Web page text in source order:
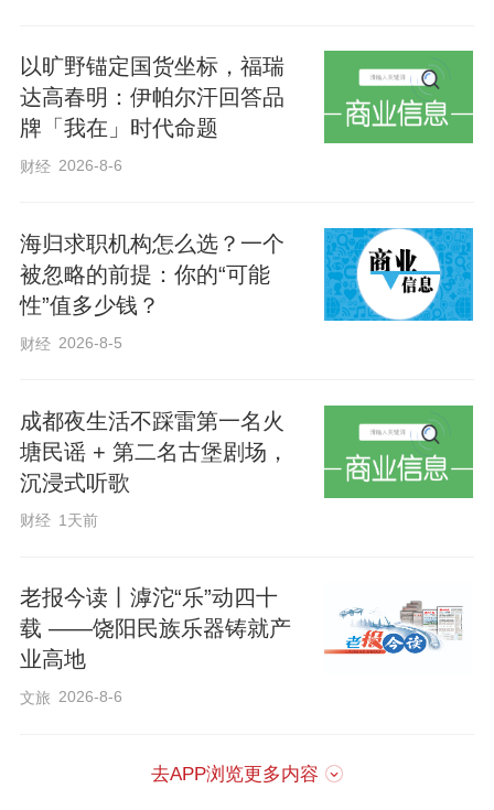
以旷野锚定国货坐标，福瑞
达高春明：伊帕尔汗回答品
牌「我在」时代命题
财经 2026-8-6
海归求职机构怎么选？一个
被忽略的前提：你的“可能
性”值多少钱？
财经 2026-8-5
成都夜生活不踩雷第一名火
塘民谣 + 第二名古堡剧场，
沉浸式听歌
财经 1天前
老报今读丨滹沱“乐”动四十
载 ——饶阳民族乐器铸就产
业高地
文旅 2026-8-6
去APP浏览更多内容